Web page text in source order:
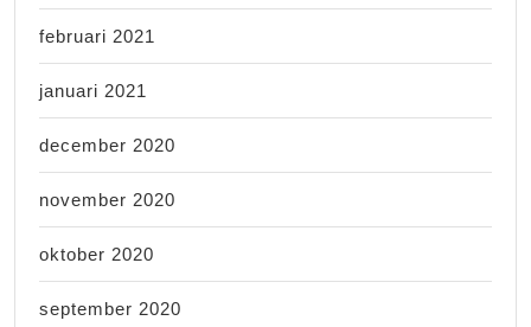
februari 2021
januari 2021
december 2020
november 2020
oktober 2020
september 2020